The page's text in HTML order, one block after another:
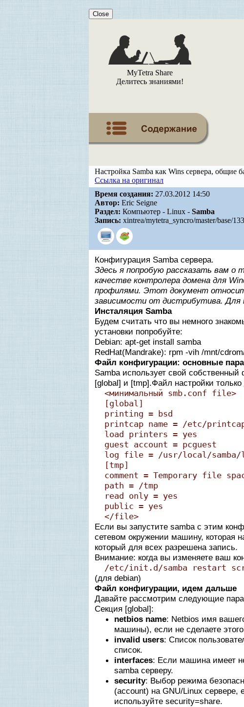
Close
MyTetra Share
Делитесь знаниями!
Настройка Samba как Wins сервера, общие
Ссылка на оригинал
Время создания: 27.03.2012 14:50
Автор: Eric Seigne
Раздел: Компьютер - Linux - Samba
Запись: xintrea/mytetra_syncro/master/base/
Конфигурация Samba сервера.
Здесь я попробую рассказать вам о
качестве контролера домена для
профилями. Этот документ
зависимости от дистрибутива. Для
Инсталяция Samba
Будем считать что вы немного
установки попробуйте:
Debian: apt-get install samba
RedHat(Mandrake): rpm -vih /mnt/
Файл конфигурации: основные
Samba использует свой
[global] и [tmp].Файл настройки
<минимальный smb.conf file>
[global]
printing = bsd
printcap name = /etc/
load printers = yes
guest account = pcguest
log file = /usr/local/samba/
[tmp]
comment = Temporary file
path = /tmp
read only = yes
public = yes
</file>
Если вы запустите samba с этим
сетевом окружении машину, которая
который для всех разрешена запись.
Внимание: когда вы изменяете ваш
/etc/init.d/samba restart
(для debian)
Файл конфигурации, идем дальше
Давайте рассмотрим следующие
Секция [global]:
netbios name: Netbios имя
машины), если не сделаете
invalid users: Список
список.
interfaces: Если машина имеет
samba серверу.
security: Выбор режима
(account) на GNU/Linux сервере,
используйте security=share.